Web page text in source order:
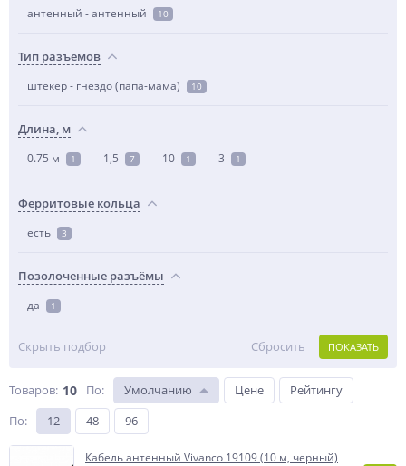
антенный - антенный 10
Тип разъёмов
штекер - гнездо (папа-мама) 10
Длина, м
0.75 м 1 1,5 7 10 1 3 1
Ферритовые кольца
есть 3
Позолоченные разъёмы
да 1
Скрыть подбор ПОКАЗАТЬ
Сбросить
Товаров: 10 По: Умолчанию Цене
Рейтингу
По: 12 48 96
Кабель антенный Vivanco 19109 (10 м, черный)